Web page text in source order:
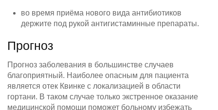
во время приёма нового вида антибиотиков
держите под рукой антигистаминные препараты.
Прогноз
Прогноз заболевания в большинстве случаев
благоприятный. Наиболее опасным для пациента
является отек Квинке с локализацией в области
гортани. В таком случае только экстренное оказание
медицинской помощи поможет больному избежать